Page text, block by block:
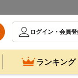
ログイン・会員
ランキング